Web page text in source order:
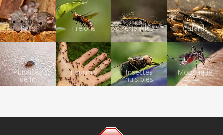
Rats Frelons Chenilles Cafards
Punaises
de lit
Fourmis Insectes
nuisibles
Moustiques